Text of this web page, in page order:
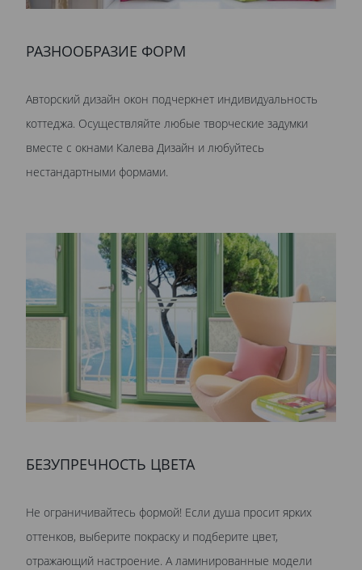
РАЗНООБРАЗИЕ ФОРМ
Авторский дизайн окон подчеркнет индивидуальность
коттеджа. Осуществляйте любые творческие задумки
вместе с окнами Калева Дизайн и любуйтесь
нестандартными формами.
БЕЗУПРЕЧНОСТЬ ЦВЕТА
Не ограничивайтесь формой! Если душа просит ярких
оттенков, выберите покраску и подберите цвет,
отражающий настроение. А ламинированные модели